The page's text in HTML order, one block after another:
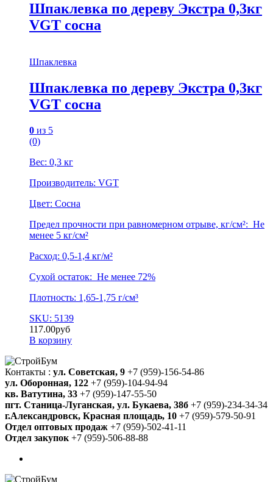
Шпаклевка по дереву Экстра 0,3кг
VGT сосна
Шпаклевка
Шпаклевка по дереву Экстра 0,3кг
VGT сосна
0 из 5
(0)
Вес: 0,3 кг
Производитель: VGT
Цвет: Cосна
Предел прочности при равномерном отрыве, кг/см²: Не
менее 5 кг/см²
Расход: 0,5-1,4 кг/м²
Сухой остаток: Не менее 72%
Плотность: 1,65-1,75 г/см³
SKU: 5139
117.00руб
В корзину
Контакты : ул. Советская, 9 +7 (959)-156-54-86
ул. Оборонная, 122 +7 (959)-104-94-94
кв. Ватутина, 33 +7 (959)-147-55-50
пгт. Станица-Луганская, ул. Букаева, 38б +7 (959)-234-34-34
г.Александровск, Красная площадь, 10 +7 (959)-579-50-91
Отдел оптовых продаж +7 (959)-502-41-11
Отдел закупок +7 (959)-506-88-88